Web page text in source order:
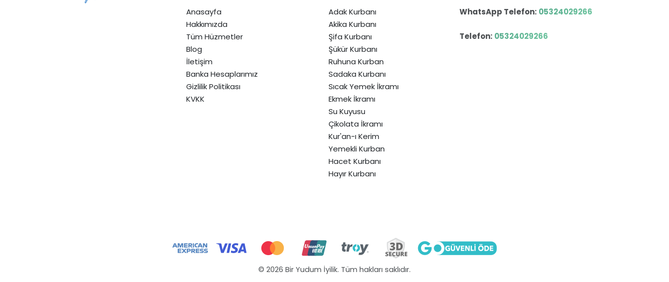
Anasayfa
Hakkımızda
Tüm Hüzmetler
Blog
İletişim
Banka Hesaplarımız
Gizlilik Politikası
KVKK
Adak Kurbanı
Akika Kurbanı
Şifa Kurbanı
Şükür Kurbanı
Ruhuna Kurban
Sadaka Kurbanı
Sıcak Yemek İkramı
Ekmek İkramı
Su Kuyusu
Çikolata İkramı
Kur'an-ı Kerim
Yemekli Kurban
Hacet Kurbanı
Hayır Kurbanı
WhatsApp Telefon: 05324029266
Telefon: 05324029266
© 2026 Bir Yudum İyilik. Tüm hakları saklıdır.